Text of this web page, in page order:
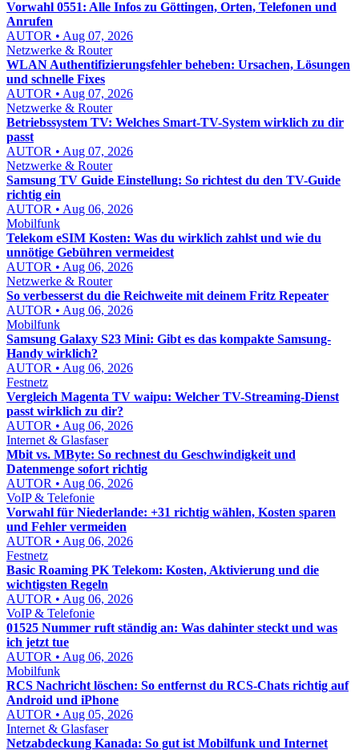
Vorwahl 0551: Alle Infos zu Göttingen, Orten, Telefonen und
Anrufen
AUTOR • Aug 07, 2026
Netzwerke & Router
WLAN Authentifizierungsfehler beheben: Ursachen, Lösungen
und schnelle Fixes
AUTOR • Aug 07, 2026
Netzwerke & Router
Betriebssystem TV: Welches Smart-TV-System wirklich zu dir
passt
AUTOR • Aug 07, 2026
Netzwerke & Router
Samsung TV Guide Einstellung: So richtest du den TV-Guide
richtig ein
AUTOR • Aug 06, 2026
Mobilfunk
Telekom eSIM Kosten: Was du wirklich zahlst und wie du
unnötige Gebühren vermeidest
AUTOR • Aug 06, 2026
Netzwerke & Router
So verbesserst du die Reichweite mit deinem Fritz Repeater
AUTOR • Aug 06, 2026
Mobilfunk
Samsung Galaxy S23 Mini: Gibt es das kompakte Samsung-
Handy wirklich?
AUTOR • Aug 06, 2026
Festnetz
Vergleich Magenta TV waipu: Welcher TV-Streaming-Dienst
passt wirklich zu dir?
AUTOR • Aug 06, 2026
Internet & Glasfaser
Mbit vs. MByte: So rechnest du Geschwindigkeit und
Datenmenge sofort richtig
AUTOR • Aug 06, 2026
VoIP & Telefonie
Vorwahl für Niederlande: +31 richtig wählen, Kosten sparen
und Fehler vermeiden
AUTOR • Aug 06, 2026
Festnetz
Basic Roaming PK Telekom: Kosten, Aktivierung und die
wichtigsten Regeln
AUTOR • Aug 06, 2026
VoIP & Telefonie
01525 Nummer ruft ständig an: Was dahinter steckt und was
ich jetzt tue
AUTOR • Aug 06, 2026
Mobilfunk
RCS Nachricht löschen: So entfernst du RCS-Chats richtig auf
Android und iPhone
AUTOR • Aug 05, 2026
Internet & Glasfaser
Netzabdeckung Kanada: So gut ist Mobilfunk und Internet